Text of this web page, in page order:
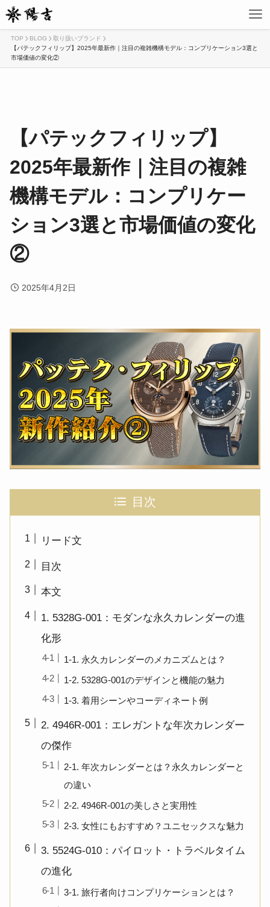
TOP BLOG
取り扱いブランド
【パテックフィリップ】2025年最新作｜注目の複雑機構モデル：コンプリケーション3選と
市場価値の変化②
【パテックフィリップ】
2025年最新作｜注目の複雑
機構モデル：コンプリケー
ション3選と市場価値の変化
②
2025年4月2日
目次
リード文
目次
本文
1. 5328G-001：モダンな永久カレンダーの進
化形
1-1. 永久カレンダーのメカニズムとは？
1-2. 5328G-001のデザインと機能の魅力
1-3. 着用シーンやコーディネート例
2. 4946R-001：エレガントな年次カレンダー
の傑作
2-1. 年次カレンダーとは？永久カレンダーと
の違い
2-2. 4946R-001の美しさと実用性
2-3. 女性にもおすすめ？ユニセックスな魅力
3. 5524G-010：パイロット・トラベルタイム
の進化
3-1. 旅行者向けコンプリケーションとは？